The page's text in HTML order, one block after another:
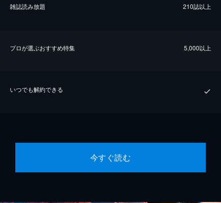
雑誌読み放題 210誌以上
プロが選ぶおすすめ特集 5,000以上
いつでも解約できる
今すぐ読む